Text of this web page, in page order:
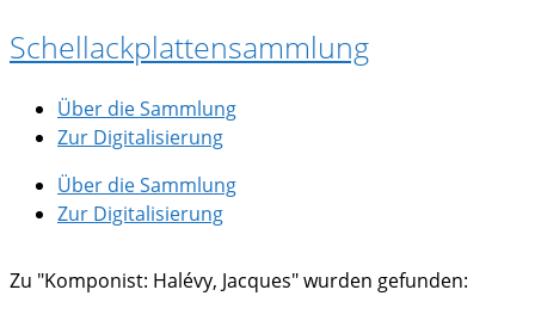
Zum
Inhalt
springen
Schellackplattensammlung
Über die Sammlung
Zur Digitalisierung
Über die Sammlung
Zur Digitalisierung
Zu "Komponist: Halévy, Jacques" wurden gefunden: